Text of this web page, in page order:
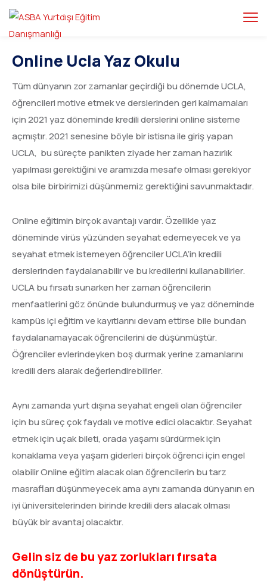
Online Ucla Yaz Okulu
Tüm dünyanın zor zamanlar geçirdiği bu dönemde UCLA,
öğrencileri motive etmek ve derslerinden geri kalmamaları
için 2021 yaz döneminde kredili derslerini online sisteme
açmıştır. 2021 senesine böyle bir istisna ile giriş yapan
UCLA, bu süreçte panikten ziyade her zaman hazırlık
yapılması gerektiğini ve aramızda mesafe olması gerekiyor
olsa bile birbirimizi düşünmemiz gerektiğini savunmaktadır.
Online eğitimin birçok avantajı vardır. Özellikle yaz
döneminde virüs yüzünden seyahat edemeyecek ve ya
seyahat etmek istemeyen öğrenciler UCLA’in kredili
derslerinden faydalanabilir ve bu kredilerini kullanabilirler.
UCLA bu fırsatı sunarken her zaman öğrencilerin
menfaatlerini göz önünde bulundurmuş ve yaz döneminde
kampüs içi eğitim ve kayıtlarını devam ettirse bile bundan
faydalanamayacak öğrencilerini de düşünmüştür.
Öğrenciler evlerindeyken boş durmak yerine zamanlarını
kredili ders alarak değerlendirebilirler.
Aynı zamanda yurt dışına seyahat engeli olan öğrenciler
için bu süreç çok faydalı ve motive edici olacaktır. Seyahat
etmek için uçak bileti, orada yaşamı sürdürmek için
konaklama veya yaşam giderleri birçok öğrenci için engel
olabilir Online eğitim alacak olan öğrencilerin bu tarz
masrafları düşünmeyecek ama aynı zamanda dünyanın en
iyi üniversitelerinden birinde kredili ders alacak olması
büyük bir avantaj olacaktır.
Gelin siz de bu yaz zorlukları fırsata
dönüştürün.